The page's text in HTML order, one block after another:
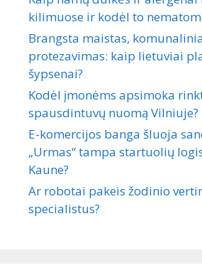
kilimuose ir kodėl to
Brangsta maistas,
protezavimas: kaip lietuviai
šypsenai?
Kodėl įmonėms apsimoka
spausdintuvų nuomą Vilniuje?
E-komercijos banga šluoja
„Urmas“ tampa startuolių
Kaune?
Ar robotai pakeis žodinio
specialistus?